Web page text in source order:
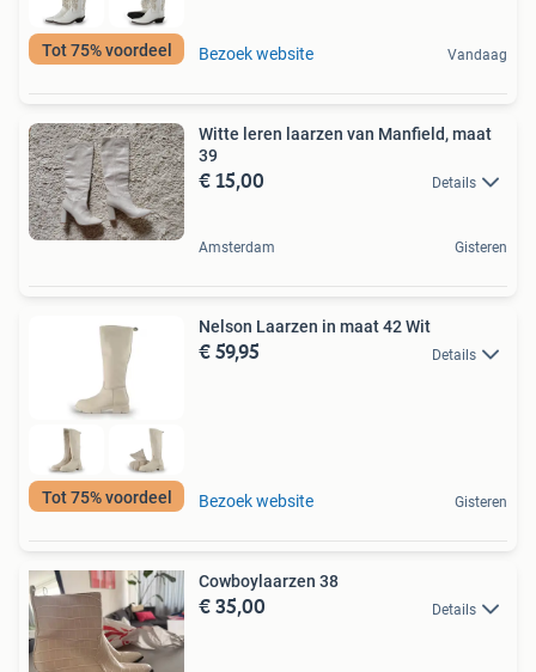
Tot 75% voordeel Bezoek website Vandaag
Witte leren laarzen van Manfield, maat
39
€ 15,00 Details
Amsterdam Gisteren
Tot 75% voordeel
Nelson Laarzen in maat 42 Wit
€ 59,95 Details
Bezoek website Gisteren
Cowboylaarzen 38
€ 35,00 Details